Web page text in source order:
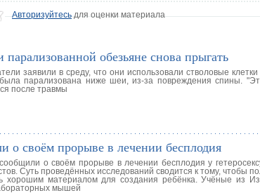
Авторизуйтесьдля оценки материала
обезьяне снова прыгать
заявили в среду, что они использовали стволовые
парализована ниже шеи, из-за повреждения спины.
после травмы
о своём прорыве в лечении бесплодия
о своём прорыве в лечении бесплодия у
Суть проведённых исследований сводится к тому, чтобы
хорошим материалом для создания ребёнка. Учёные из
мышей